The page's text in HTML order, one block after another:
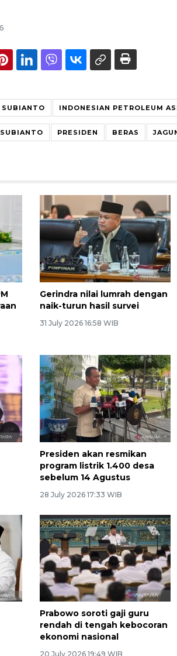
SUBIANTO INDONESIAN PETROLEUM
PRESIDEN BERAS
Gerindra nilai lumrah dengan
naik-turun hasil survei
31 July 2026 16:58 WIB
Presiden akan resmikan
program listrik 1.400 desa
sebelum 14 Agustus
28 July 2026 17:33 WIB
Prabowo soroti gaji guru
rendah di tengah kebocoran
ekonomi nasional
20 July 2026 19:49 WIB